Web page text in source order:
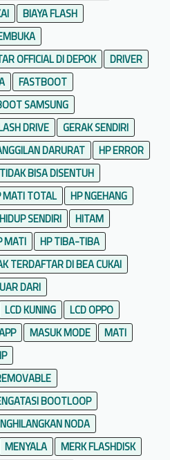
BIAYA FLASH
OFFICIAL DI DEPOK
DRIVER
FASTBOOT
SAMSUNG
DRIVE
GERAK SENDIRI
DARURAT
HP ERROR
BISA DISENTUH
MATI TOTAL
HP NGEHANG
HIDUP SENDIRI
HITAM
MATI
HP TIBA-TIBA
TERDAFTAR DI BEA CUKAI
DARI
LCD KUNING
LCD OPPO
MASUK MODE
MATI
BOOTLOOP
NODA
MENYALA
MERK FLASHDISK